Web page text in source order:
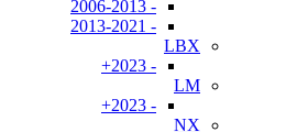
- 2006-2013
- 2013-2021
LBX
- 2023+
LM
- 2023+
NX